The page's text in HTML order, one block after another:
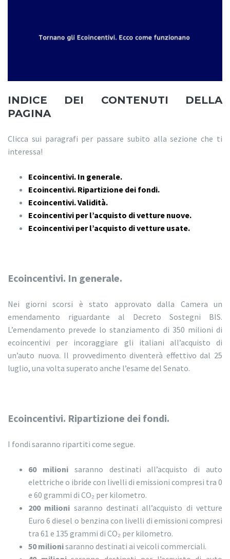
INDICE DEI CONTENUTI DELLA
PAGINA
Clicca sui paragrafi per passare subito alla sezione che ti
interessa!
Ecoincentivi. In generale.
Ecoincentivi. Ripartizione dei fondi.
Ecoincentivi. Validità.
Ecoincentivi per l’acquisto di vetture nuove.
Ecoincentivi per l’acquisto di vetture usate.
Ecoincentivi. In generale.
Nei giorni scorsi è stato approvato dalla Camera un
emendamento riguardante al Decreto Sostegni BIS.
L’emendamento prevede lo stanziamento di 350 milioni di
ecoincentivi per incoraggiare gli italiani all’acquisto di
un’auto nuova. Il provvedimento diventerà effettivo dal 25
luglio, una volta superato anche l’esame del Senato.
Ecoincentivi. Ripartizione dei fondi.
I fondi saranno ripartiti come segue.
60 milionisaranno destinati all’acquisto di auto
elettriche o ibride con livelli di emissioni compresi tra 0
e 60 grammi di CO₂ per kilometro.
200 milioni saranno destinati all’acquisto di vetture
Euro 6 diesel o benzina con livelli di emissioni compresi
tra 61 e 135 grammi di CO₂ per kilometro.
50 milionisaranno destinati ai veicoli commerciali.